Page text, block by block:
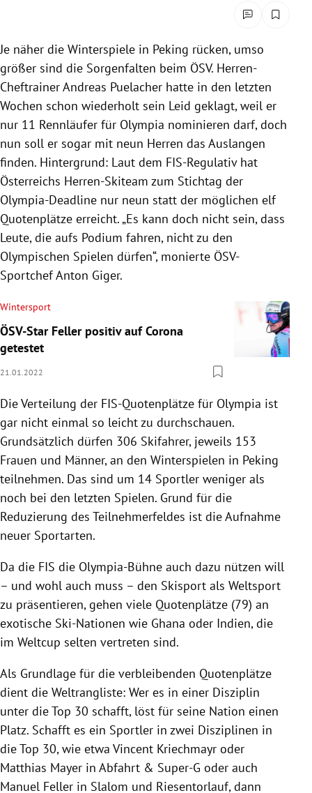
Untermenü
Untermenü
Je näher die Winterspiele in Peking rücken, umso
größer sind die Sorgenfalten beim ÖSV. Herren-
Cheftrainer Andreas Puelacher hatte in den letzten
Wochen schon wiederholt sein Leid geklagt, weil er
nur 11 Rennläufer für Olympia nominieren darf, doch
nun soll er sogar mit neun Herren das Auslangen
finden. Hintergrund: Laut dem FIS-Regulativ hat
Österreichs Herren-Skiteam zum Stichtag der
Olympia-Deadline nur neun statt der möglichen elf
Quotenplätze erreicht. „Es kann doch nicht sein, dass
Leute, die aufs Podium fahren, nicht zu den
Olympischen Spielen dürfen“, monierte ÖSV-
Sportchef Anton Giger.
Wintersport
ÖSV-Star Feller positiv auf Corona
getestet
21.01.2022
Die Verteilung der FIS-Quotenplätze für Olympia ist
gar nicht einmal so leicht zu durchschauen.
Grundsätzlich dürfen 306 Skifahrer, jeweils 153
Frauen und Männer, an den Winterspielen in Peking
teilnehmen. Das sind um 14 Sportler weniger als
noch bei den letzten Spielen. Grund für die
Reduzierung des Teilnehmerfeldes ist die Aufnahme
neuer Sportarten.
Da die FIS die Olympia-Bühne auch dazu nützen will
– und wohl auch muss – den Skisport als Weltsport
zu präsentieren, gehen viele Quotenplätze (79) an
exotische Ski-Nationen wie Ghana oder Indien, die
im Weltcup selten vertreten sind.
Als Grundlage für die verbleibenden Quotenplätze
dient die Weltrangliste: Wer es in einer Disziplin
unter die Top 30 schafft, löst für seine Nation einen
Platz. Schafft es ein Sportler in zwei Disziplinen in
die Top 30, wie etwa Vincent Kriechmayr oder
Matthias Mayer in Abfahrt & Super-G oder auch
Manuel Feller in Slalom und Riesentorlauf, dann